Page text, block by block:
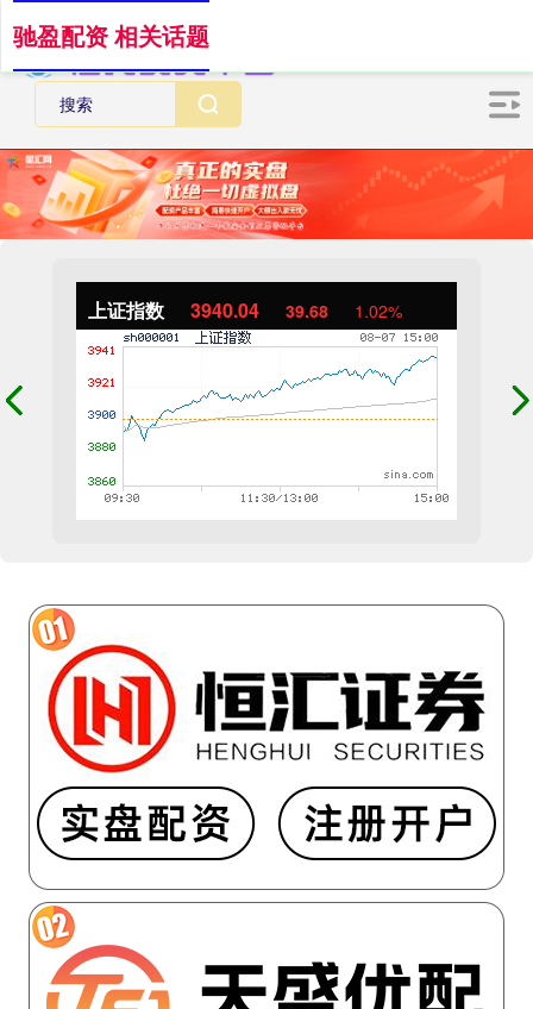
上证指数 3940.04 39.68 1.02%
驰盈配资 相关话题